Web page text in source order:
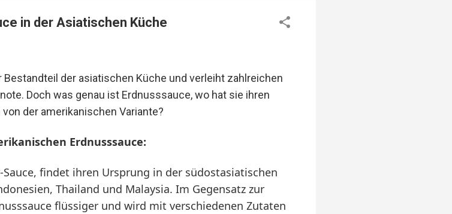
in der Asiatischen Küche
der asiatischen Küche und verleiht zahlreichen
Doch was genau ist Erdnusssauce, wo hat sie ihren
der amerikanischen Variante?
Erdnusssauce:
findet ihren Ursprung in der südostasiatischen
Thailand und Malaysia. Im Gegensatz zur
flüssiger und wird mit verschiedenen Zutaten